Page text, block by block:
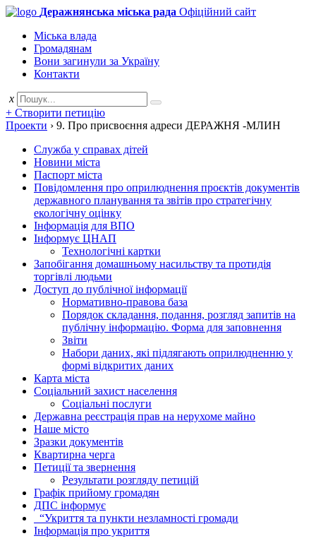
Деражнянська міська рада Офіційний сайт
Міська влада
Громадянам
Вони загинули за Україну
Контакти
x
+ Створити петицію
Проекти › 9. Про присвоєння адреси ДЕРАЖНЯ -МЛИН
Служба у справах дітей
Новини міста
Паспорт міста
Повідомлення про оприлюднення проєктів документів
державного планування та звітів про стратегічну
екологічну оцінку
Інформація для ВПО
Інформує ЦНАП
Технологічні картки
Запобігання домашньому насильству та протидія
торгівлі людьми
Доступ до публічної інформації
Нормативно-правова база
Порядок складання, подання, розгляд запитів на
публічну інформацію. Форма для заповнення
Звіти
Набори даних, які підлягають оприлюдненню у
формі відкритих даних
Карта міста
Соціальний захист населення
Соціальні послуги
Державна реєстрація прав на нерухоме майно
Наше місто
Зразки документів
Квартирна черга
Петиції та звернення
Результати розгляду петицій
Графік прийому громадян
ДПС інформує
“Укриття та пункти незламності громади
Інформація про укриття